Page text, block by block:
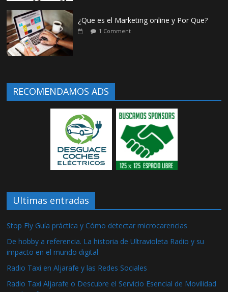
¿Que es el Marketing online y Por Que?
1 Comment
RECOMENDAMOS ADS
Ultimas entradas
Stop Fly Guía práctica y Cómo detectar microcarencias
De hobby a referencia. La historia de Ultravioleta Radio y su
impacto en el mundo digital
Radio Taxi en Aljarafe y las Redes Sociales
Radio Taxi Aljarafe o Descubre el Servicio Esencial de Movilidad